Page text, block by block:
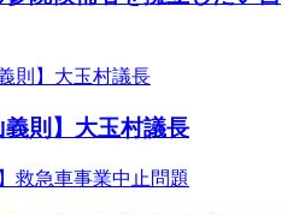
則】大玉村議長